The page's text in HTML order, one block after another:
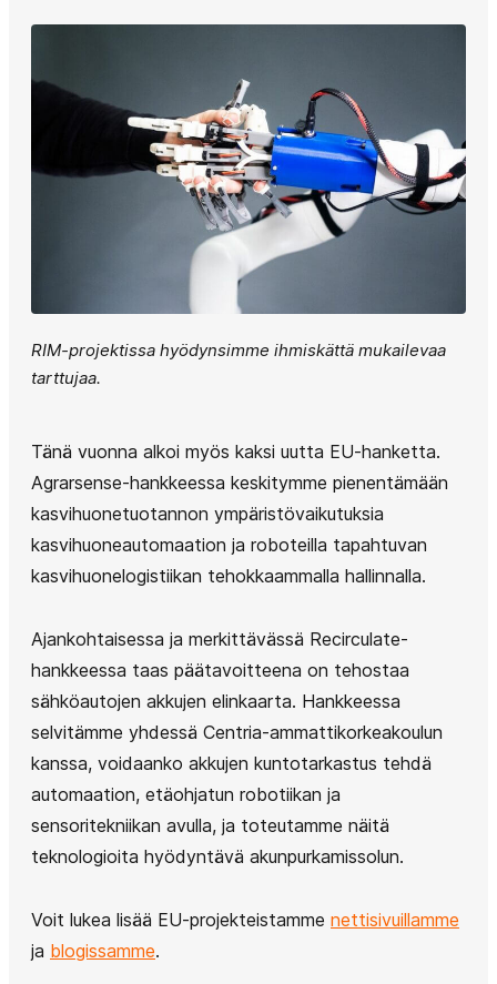
RIM-projektissa hyödynsimme ihmiskättä mukailevaa
tarttujaa.
Tänä vuonna alkoi myös kaksi uutta EU-hanketta.
Agrarsense-hankkeessa keskitymme pienentämään
kasvihuonetuotannon ympäristövaikutuksia
kasvihuoneautomaation ja roboteilla tapahtuvan
kasvihuonelogistiikan tehokkaammalla hallinnalla.
Ajankohtaisessa ja merkittävässä Recirculate-
hankkeessa taas päätavoitteena on tehostaa
sähköautojen akkujen elinkaarta. Hankkeessa
selvitämme yhdessä Centria-ammattikorkeakoulun
kanssa, voidaanko akkujen kuntotarkastus tehdä
automaation, etäohjatun robotiikan ja
sensoritekniikan avulla, ja toteutamme näitä
teknologioita hyödyntävä akunpurkamissolun.
Voit lukea lisää EU-projekteistamme nettisivuillamme
ja blogissamme.